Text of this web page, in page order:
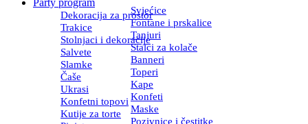
Dekoracija za prostor
Svjećice
Trakice
Fontane i prskalice
Stolnjaci i dekoracije
Tanjuri
Salvete
Stalci za kolače
Slamke
Banneri
Čaše
Toperi
Ukrasi
Kape
Konfetni topovi Konfeti
Kutije za torte
Maske
Pozivnice i čestitke